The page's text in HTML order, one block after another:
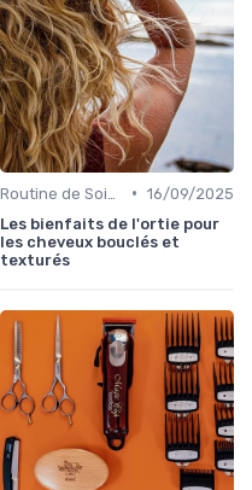
• 16/09/2025
Les bienfaits de l'ortie pour
les cheveux bouclés et
texturés